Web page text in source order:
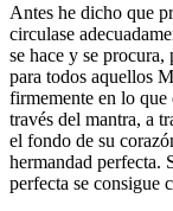
Antes he dicho que
circulase
se hace y se
para todos aquellos
firmemente en lo que
través del mantra, a
el fondo de su
hermandad perfecta.
perfecta se consigue